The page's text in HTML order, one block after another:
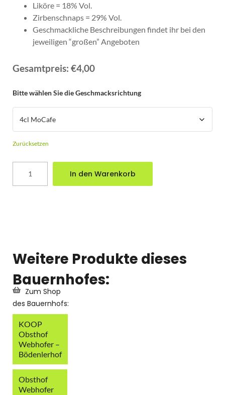
Liköre = 18% Vol.
Zirbenschnaps = 29% Vol.
Geschmackliche Beschreibungen findet ihr bei den
jeweiligen “großen” Angeboten
€4,00
Gesamtpreis: €4,00
Bitte wählen Sie die Geschmacksrichtung
Zurücksetzen
In den Warenkorb
Weitere Produkte dieses
Bauernhofes:
Zum Shop
des Bauernhofs:
KOOP
Obsthof
Webhofer –
Bödenlerhof
Obsthof
Webhofer